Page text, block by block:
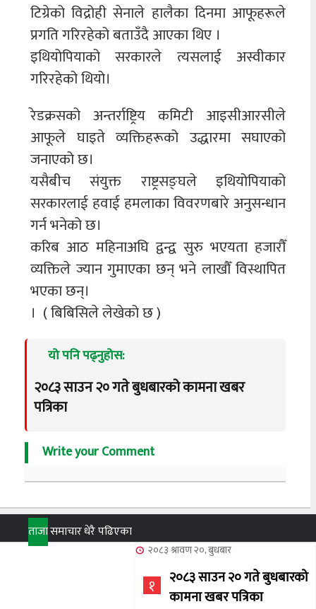
टिग्रेको विद्रोही सेनाले हालैका दिनमा आफूहरूले
प्रगति गरिरहेको बताउँदै आएका थिए ।
इथियोपियाको सरकारले त्यसलाई अस्वीकार
गरिरहेको थियो।
रेडक्रसको अन्तर्राष्ट्रिय कमिटी आइसीआरसीले
आफूले घाइते व्यक्तिहरूको उद्धारमा सघाएको
जनाएको छ।
यसैबीच संयुक्त राष्ट्रसङ्घले इथियोपियाको
सरकारलाई हवाई हमलाका विवरणबारे अनुसन्धान
गर्न भनेको छ।
करिब आठ महिनाअघि द्वन्द्व सुरु भएयता हजारौँ
व्यक्तिले ज्यान गुमाएका छन् भने लाखौँ विस्थापित
भएका छन्।
। ( बिबिसिले लेखेको छ )
यो पनि पढ्नुहोस:
२०८३ साउन २० गते बुधबारको कामना खबर
पत्रिका
Write your Comment
ताजासमाचारधेरै पढिएका
२०८३ श्रावण २०, बुधबार
१
२०८३ साउन २० गते बुधबारको
कामना खबर पत्रिका